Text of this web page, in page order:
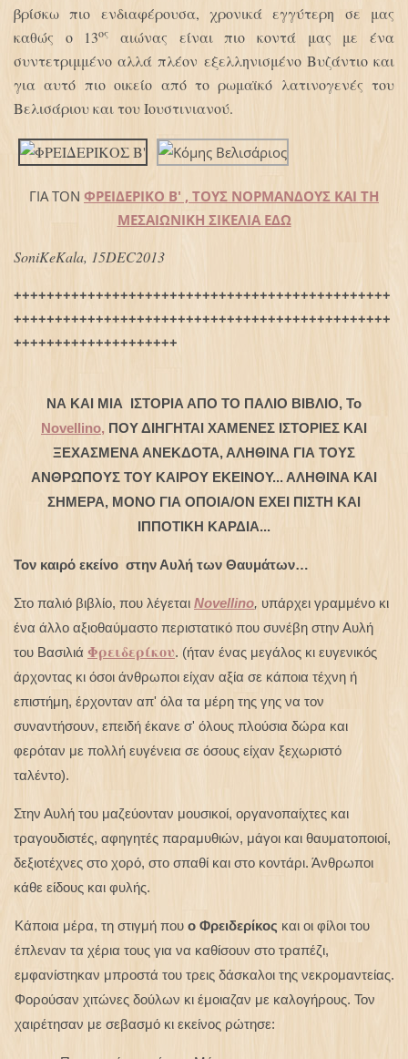
βρίσκω πιο ενδιαφέρουσα, χρονικά εγγύτερη σε μας
καθώς ο 13ος
αιώνας είναι πιο κοντά μας με ένα
συντετριμμένο αλλά πλέον εξελληνισμένο Βυζάντιο και
για αυτό πιο οικείο από το ρωμαϊκό λατινογενές του
Βελισάριου και του Ιουστινιανού.
ΓΙΑ ΤΟΝ ΦΡΕΙΔΕΡΙΚΟ Β' , ΤΟΥΣ ΝΟΡΜΑΝΔΟΥΣ ΚΑΙ ΤΗ
ΜEΣΑΙΩΝΙΚΗ ΣΙΚΕΛΙΑ ΕΔΩ
SoniKeKala, 15DEC2013
++++++++++++++++++++++++++++++++++++++++++++++
++++++++++++++++++++++++++++++++++++++++++++++
++++++++++++++++++++
ΝΑ ΚΑΙ ΜΙΑ ΙΣΤΟΡΙΑ ΑΠΟ ΤΟ ΠΑΛΙΟ ΒΙΒΛΙΟ, To
Novellino, ΠΟΥ ΔΙΗΓΗΤΑΙ ΧΑΜΕΝΕΣ ΙΣΤΟΡΙΕΣ ΚΑΙ
ΞΕΧΑΣΜΕΝΑ ΑΝΕΚΔΟΤΑ, ΑΛΗΘΙΝΑ ΓΙΑ ΤΟΥΣ
ΑΝΘΡΩΠΟΥΣ ΤΟΥ ΚΑΙΡΟΥ ΕΚΕΙΝΟΥ... ΑΛΗΘΙΝΑ ΚΑΙ
ΣΗΜΕΡΑ, ΜΟΝΟ ΓΙΑ ΟΠΟΙΑ/ΟΝ ΕΧΕΙ ΠΙΣΤΗ ΚΑΙ
ΙΠΠΟΤΙΚΗ ΚΑΡΔΙΑ...
Τον καιρό εκείνο στην Αυλή των Θαυμάτων…
Στο παλιό βιβλίο, που λέγεται Novellino, υπάρχει γραμμένο κι
ένα άλλο αξιοθαύμαστο περιστατικό που συνέβη στην Αυλή
του Βασιλιά Φρειδερίκου. (ήταν ένας μεγάλος κι ευγενικός
άρχοντας κι όσοι άνθρωποι είχαν αξία σε κάποια τέχνη ή
επιστήμη, έρχονταν απ' όλα τα μέρη της γης να τον
συναντήσουν, επειδή έκανε σ' όλους πλούσια δώρα και
φερόταν με πολλή ευγένεια σε όσους είχαν ξεχωριστό
ταλέντο).
Στην Αυλή του μαζεύονταν μουσικοί, οργανοπαίχτες και
τραγουδιστές, αφηγητές παραμυθιών, μάγοι και θαυματοποιοί,
δεξιοτέχνες στο χορό, στο σπαθί και στο κοντάρι. Άνθρωποι
κάθε είδους και φυλής.
Κάποια μέρα, τη στιγμή που ο Φρειδερίκος και οι φίλοι του
έπλεναν τα χέρια τους για να καθίσουν στο τραπέζι,
εμφανίστηκαν μπροστά του τρεις δάσκαλοι της νεκρομαντείας.
Φορούσαν χιτώνες δούλων κι έμοιαζαν με καλογήρους. Τον
χαιρέτησαν με σεβασμό κι εκείνος ρώτησε: